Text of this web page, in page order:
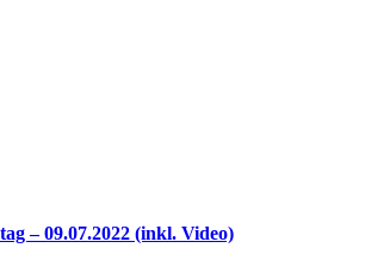
– 09.07.2022 (inkl. Video)